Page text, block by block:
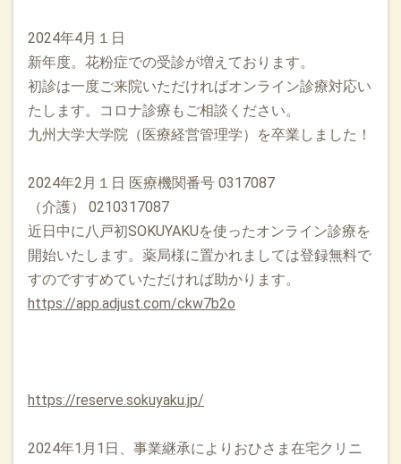
2024年4月１日
新年度。花粉症での受診が増えております。
初診は一度ご来院いただければオンライン診療対応い
たします。コロナ診療もご相談ください。
九州大学大学院（医療経営管理学）を卒業しました！
2024年2月１日 医療機関番号 0317087
（介護） 0210317087
近日中に八戸初SOKUYAKUを使ったオンライン診療を
開始いたします。薬局様に置かれましては登録無料で
すのですすめていただければ助かります。
https://app.adjust.com/ckw7b2o
https://reserve.sokuyaku.jp/
2024年1月1日、事業継承によりおひさま在宅クリニ